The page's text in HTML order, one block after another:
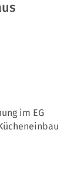
im EG